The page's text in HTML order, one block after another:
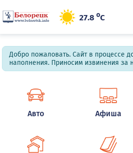
27.8oC
Добро пожаловать. Сайт в процессе
наполнения. Приносим извинения за
Авто Афиша